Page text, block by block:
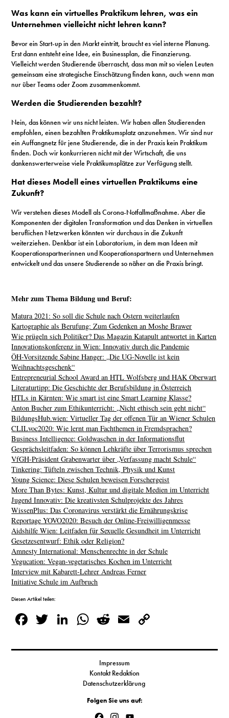
Was kann ein virtuelles Praktikum lehren, was ein
Unternehmen vielleicht nicht lehren kann?
Bevor ein Start-up in den Markt eintritt, braucht es viel interne Planung.
Erst dann entsteht eine Idee, ein Businessplan, die Finanzierung.
Vielleicht werden Studierende überrascht, dass man mit so vielen Leuten
gemeinsam eine strategische Einschätzung finden kann, auch wenn man
nur über Teams oder Zoom zusammenkommt.
Werden die Studierenden bezahlt?
Nein, das können wir uns nicht leisten. Wir haben allen Studierenden
empfohlen, einen bezahlten Praktikumsplatz anzunehmen. Wir sind nur
ein Auffangnetz für jene Studierende, die in der Praxis kein Praktikum
finden. Doch wir konkurrieren nicht mit der Wirtschaft, die uns
dankenswerterweise viele Praktikumsplätze zur Verfügung stellt.
Hat dieses Modell eines virtuellen Praktikums eine
Zukunft?
Wir verstehen dieses Modell als Corona-Notfallmaßnahme. Aber die
Komponenten der digitalen Transformation und das Denken in virtuellen
beruflichen Netzwerken könnten wir durchaus in die Zukunft
weiterziehen. Denkbar ist ein Laboratorium, in dem man Ideen mit
Kooperationspartnerinnen und Kooperationspartnern und Unternehmen
entwickelt und das unsere Studierende so näher an die Praxis bringt.
Mehr zum Thema Bildung und Beruf:
Matura 2021: So soll die Schule nach Ostern weiterlaufen
Kartographie als Berufung: Zum Gedenken an Moshe Brawer
Wie prügeln sich Politiker? Das Magazin Katapult antwortet in Karten
Innovationskonferenz in Wien: Innovativ durch die Pandemie
ÖH-Vorsitzende Sabine Hanger: „Die UG-Novelle ist kein
Weihnachtsgeschenk“
Entrepreneurial School Award an HTL Wolfsberg und HAK Oberwart
Literaturtipp: Die Geschichte der Berufsbildung in Österreich
HTLs in Kärnten: Wie smart ist eine Smart Learning Klasse?
Anton Bucher zum Ethikunterricht: „Nicht ethisch sein geht nicht“
BildungsHub.wien: Virtueller Tag der offenen Tür an Wiener Schulen
CLILvoc2020: Wie lernt man Fachthemen in Fremdsprachen?
Business Intelligence: Goldwaschen in der Informationsflut
Gesprächsleitfaden: So können Lehkräfte über Terrorismus sprechen
VfGH-Präsident Grabenwarter über „Verfassung macht Schule“
Tinkering: Tüfteln zwischen Technik, Physik und Kunst
Young Science: Diese Schulen beweisen Forschergeist
More Than Bytes: Kunst, Kultur und digitale Medien im Unterricht
Jugend Innovativ: Die kreativsten Schulprojekte des Jahres
WissenPlus: Das Coronavirus verstärkt die Ernährungskrise
Reportage YOVO2020: Besuch der Online-Freiwilligenmesse
Aidshilfe Wien: Leitfaden für Sexuelle Gesundheit im Unterricht
Gesetzesentwurf: Ethik oder Religion?
Amnesty International: Menschenrechte in der Schule
Vegucation: Vegan-vegetarisches Kochen im Unterricht
Interview mit Kabarett-Lehrer Andreas Ferner
Initiative Schule im Aufbruch
Diesen Artikel teilen:
Facebook
TwitterLinkedIn
WhatsApp
Reddit
Email
Impressum
Kontakt Redaktion
Datenschutzerklärung
Folgen Sie uns auf: